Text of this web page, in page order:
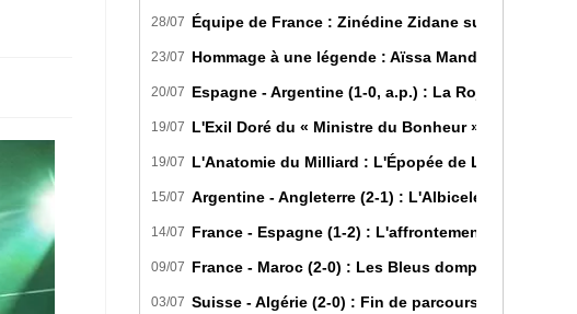
28/07 Équipe de France : Zinédine Zidane succède
23/07 Hommage à une légende : Aïssa Mandi tire sa
20/07 Espagne - Argentine (1-0, a.p.) : La Roja sur le
19/07 L'Exil Doré du « Ministre du Bonheur » : Dans les
19/07 L'Anatomie du Milliard : L'Épopée de Lamine
15/07 Argentine - Angleterre (2-1) : L'Albiceleste
14/07 France - Espagne (1-2) : L'affrontement tactique
09/07 France - Maroc (2-0) : Les Bleus domptent les
03/07 Suisse - Algérie (2-0) : Fin de parcours pour les